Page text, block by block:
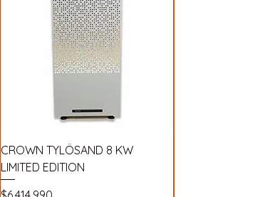
CROWN TYLÖSAND 8 KW
LIMITED EDITION